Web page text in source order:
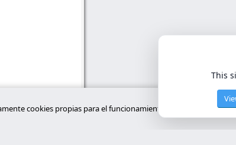
cookies propias para el funcionamiento básico del sitio. No
This